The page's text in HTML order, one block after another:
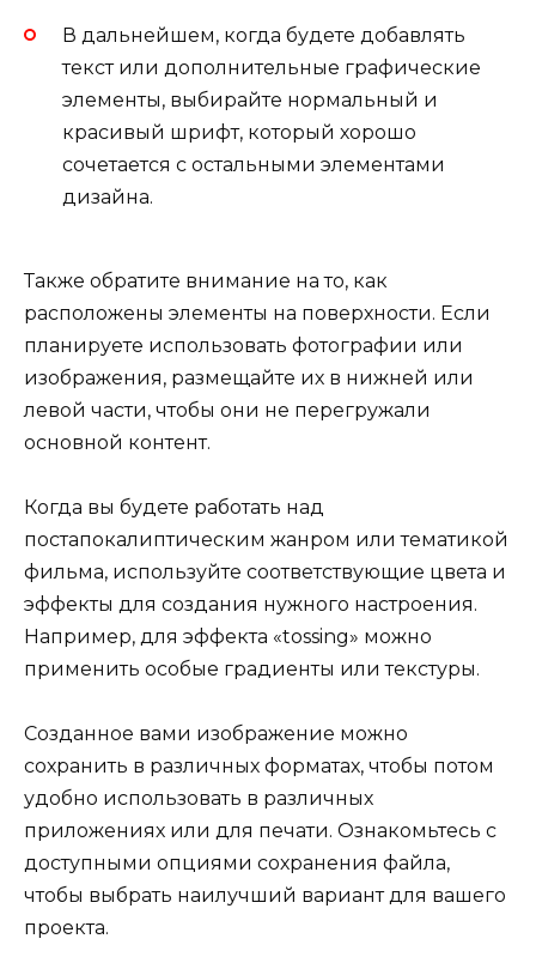
В дальнейшем, когда будете добавлять
текст или дополнительные графические
элементы, выбирайте нормальный и
красивый шрифт, который хорошо
сочетается с остальными элементами
дизайна.
Также обратите внимание на то, как
расположены элементы на поверхности. Если
планируете использовать фотографии или
изображения, размещайте их в нижней или
левой части, чтобы они не перегружали
основной контент.
Когда вы будете работать над
постапокалиптическим жанром или тематикой
фильма, используйте соответствующие цвета и
эффекты для создания нужного настроения.
Например, для эффекта «tossing» можно
применить особые градиенты или текстуры.
Созданное вами изображение можно
сохранить в различных форматах, чтобы потом
удобно использовать в различных
приложениях или для печати. Ознакомьтесь с
доступными опциями сохранения файла,
чтобы выбрать наилучший вариант для вашего
проекта.